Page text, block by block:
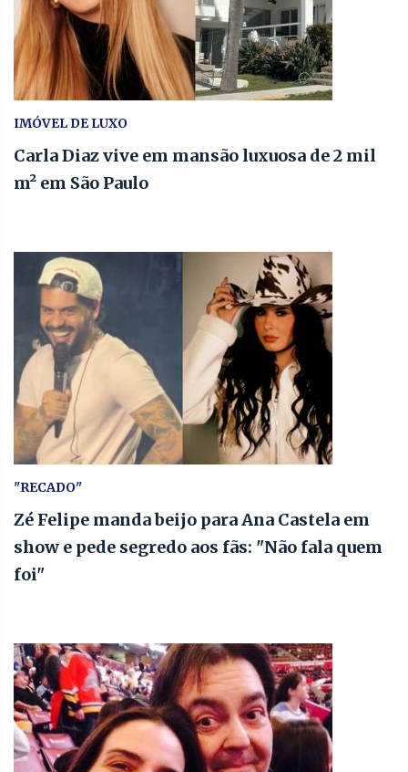
IMÓVEL DE LUXO
Carla Diaz vive em mansão luxuosa de 2 mil
m² em São Paulo
"RECADO"
Zé Felipe manda beijo para Ana Castela em
show e pede segredo aos fãs: "Não fala quem
foi"